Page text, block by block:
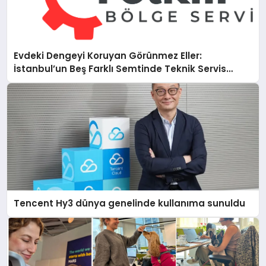
Evdeki Dengeyi Koruyan Görünmez Eller:
İstanbul’un Beş Farklı Semtinde Teknik Servis
Gerçeği
Tencent Hy3 dünya genelinde kullanıma sunuldu